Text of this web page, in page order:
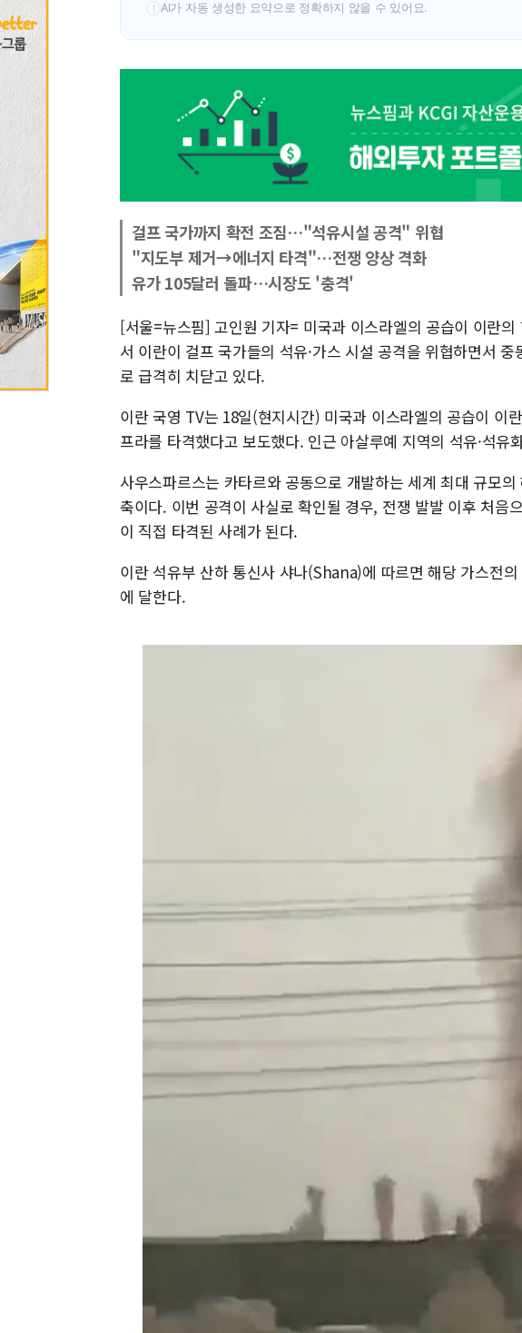
! AI가 자동 생성한 요약으로 정확하지 않을 수 있어요.
걸프 국가까지 확전 조짐…"석유시설 공격" 위협
"지도부 제거→에너지 타격"…전쟁 양상 격화
유가 105달러 돌파…시장도 '충격'
[서울=뉴스핌] 고인원 기자= 미국과 이스라엘의 공습이 이란
서 이란이 걸프 국가들의 석유·가스 시설 공격을 위협하면서
로 급격히 치닫고 있다.
이란 국영 TV는 18일(현지시간) 미국과 이스라엘의 공습이 이
프라를 타격했다고 보도했다. 인근 아살루예 지역의 석유·석
사우스파르스는 카타르와 공동으로 개발하는 세계 최대 규모
축이다. 이번 공격이 사실로 확인될 경우, 전쟁 발발 이후 처음
이 직접 타격된 사례가 된다.
이란 석유부 산하 통신사 샤나(Shana)에 따르면 해당 가스전
에 달한다.